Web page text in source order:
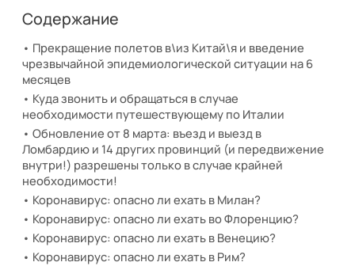
Содержание
Прекращение полетов в\из Китай\я и введение
чрезвычайной эпидемиологической ситуации на 6
месяцев
Куда звонить и обращаться в случае
необходимости путешествующему по Италии
Обновление от 8 марта: въезд и выезд в
Ломбардию и 14 других провинций (и передвижение
внутри!) разрешены только в случае крайней
необходимости!
Коронавирус: опасно ли ехать в Милан?
Коронавирус: опасно ли ехать во Флоренцию?
Коронавирус: опасно ли ехать в Венецию?
Коронавирус: опасно ли ехать в Рим?